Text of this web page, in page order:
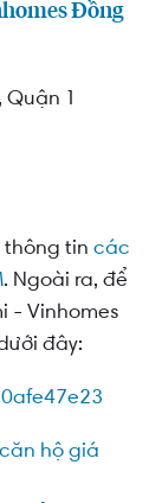
Đồng
, Quận 1
thông tin các
. Ngoài ra, để
- Vinhomes
đây:
hộ giá